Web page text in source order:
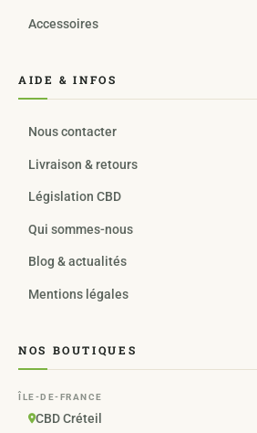
Accessoires
AIDE & INFOS
Nous contacter
Livraison & retours
Législation CBD
Qui sommes-nous
Blog & actualités
Mentions légales
NOS BOUTIQUES
ÎLE-DE-FRANCE
CBD Créteil